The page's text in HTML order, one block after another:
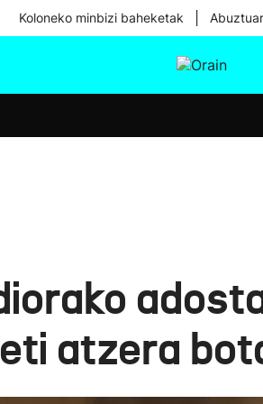
Koloneko minbizi baheketak
atzera